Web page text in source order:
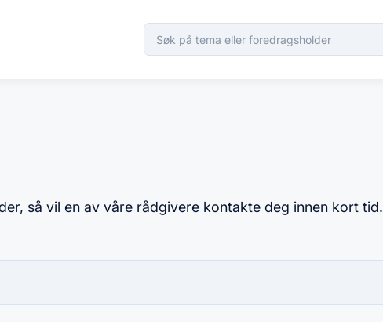
så vil en av våre rådgivere kontakte deg innen kort tid.